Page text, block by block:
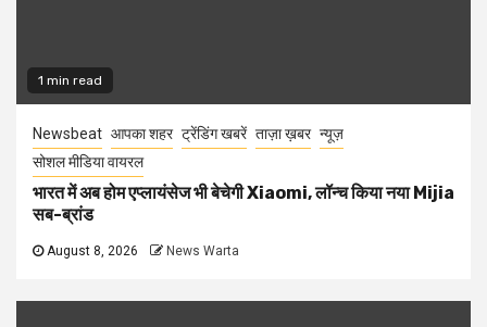
1 min read
Newsbeat आपका शहर ट्रेंडिंग खबरें ताज़ा ख़बर न्यूज़
सोशल मीडिया वायरल
भारत में अब होम एप्लायंसेज भी बेचेगी Xiaomi, लॉन्च किया नया Mijia
सब-ब्रांड
August 8, 2026 News Warta